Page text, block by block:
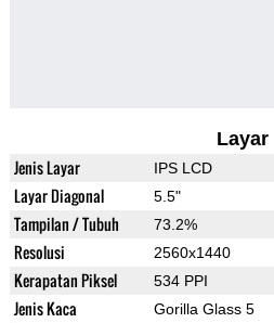
Layar
Jenis Layar IPS LCD
Layar Diagonal 5.5"
Tampilan / Tubuh 73.2%
Resolusi 2560x1440
Kerapatan Piksel 534 PPI
Jenis Kaca Gorilla Glass 5